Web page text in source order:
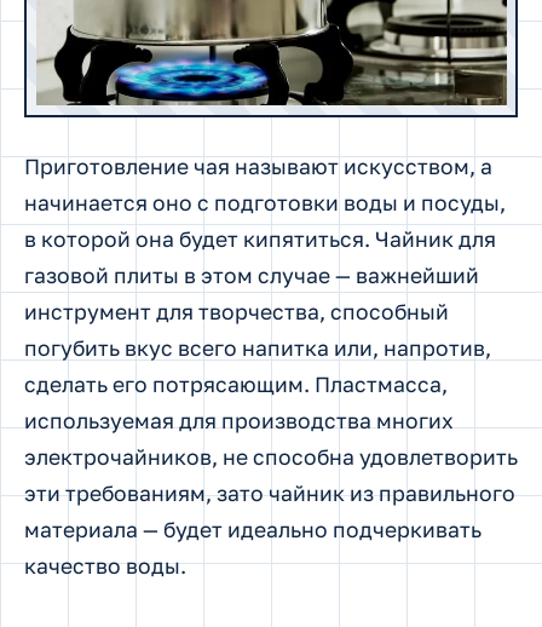
Приготовление чая называют искусством, а
начинается оно с подготовки воды и посуды,
в которой она будет кипятиться. Чайник для
газовой плиты в этом случае — важнейший
инструмент для творчества, способный
погубить вкус всего напитка или, напротив,
сделать его потрясающим. Пластмасса,
используемая для производства многих
электрочайников, не способна удовлетворить
эти требованиям, зато чайник из правильного
материала — будет идеально подчеркивать
качество воды.